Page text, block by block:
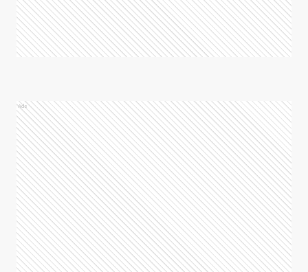
Ads